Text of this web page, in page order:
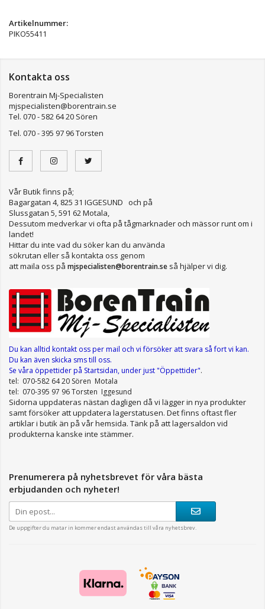
Artikelnummer:
PIKO55411
Kontakta oss
Borentrain Mj-Specialisten
mjspecialisten@borentrain.se
Tel. 070 - 582 64 20 Sören
Tel. 070 - 395 97 96 Torsten
Vår Butik finns på;
Bagargatan 4, 825 31 IGGESUND och på
Slussgatan 5, 591 62 Motala,
Dessutom medverkar vi ofta på tågmarknader och mässor runt om i
landet!
Hittar du inte vad du söker kan du använda
sökrutan eller så kontakta oss genom
att maila oss på mjspecialisten@borentrain.se så hjälper vi dig.
Du kan alltid kontakt oss per mail och vi försöker att svara så fort vi kan.
Du kan även skicka sms till oss.
Se våra öppettiderpå Startsidan, under just "Öppettider".
tel: 070-582 64 20 Sören Motala
tel: 070-395 97 96 Torsten Iggesund
Sidorna uppdateras nästan dagligen då vi lägger in nya produkter
samt försöker att uppdatera lagerstatusen. Det finns oftast fler
artiklar i butik än på vår hemsida. Tänk på att lagersaldon vid
produkterna kanske inte stämmer.
Prenumerera på nyhetsbrevet för våra bästa
erbjudanden och nyheter!
De uppgifter du matar in kommer endast användas till våra nyhetsbrev.